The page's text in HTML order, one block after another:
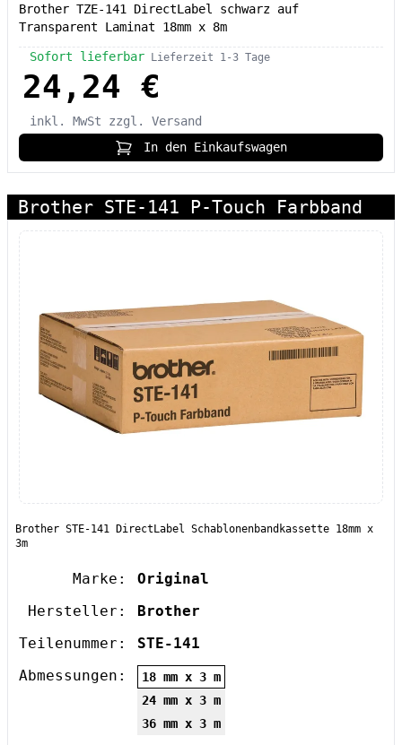
Brother TZE-141 DirectLabel schwarz auf
Transparent Laminat 18mm x 8m
Sofort lieferbar Lieferzeit 1-3 Tage
24,24 €
inkl. MwSt
zzgl. Versand
In den Einkaufswagen
Brother STE-141 P-Touch Farbband
Brother STE-141 DirectLabel Schablonenbandkassette 18mm x
3m
Marke:
Original
Hersteller:
Brother
Teilenummer:
STE-141
Abmessungen:
18 mm x 3 m
24 mm x 3 m
36 mm x 3 m